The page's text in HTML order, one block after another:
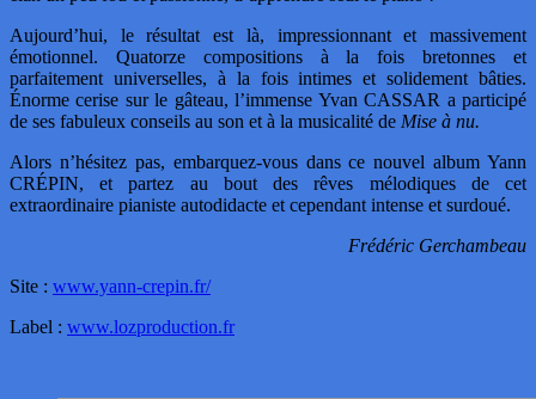
Aujourd’hui, le résultat est là, impressionnant et massivement
émotionnel. Quatorze compositions à la fois bretonnes et
parfaitement universelles, à la fois intimes et solidement bâties.
Énorme cerise sur le gâteau, l’immense Yvan CASSAR a participé
de ses fabuleux conseils au son et à la musicalité de Mise à nu.
Alors n’hésitez pas, embarquez-vous dans ce nouvel album Yann
CRÉPIN, et partez au bout des rêves mélodiques de cet
extraordinaire pianiste autodidacte et cependant intense et surdoué.
Frédéric Gerchambeau
Site : www.yann-crepin.fr/
Label : www.lozproduction.fr